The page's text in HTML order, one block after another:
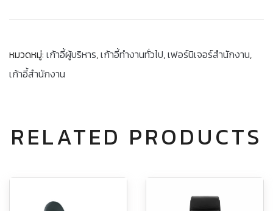
หมวดหมู่: เก้าอี้ผู้บริหาร,เก้าอี้ทำงานทั่วไป,เฟอร์นิเจอร์สำนักงาน,
เก้าอี้สำนักงาน
RELATED PRODUCTS